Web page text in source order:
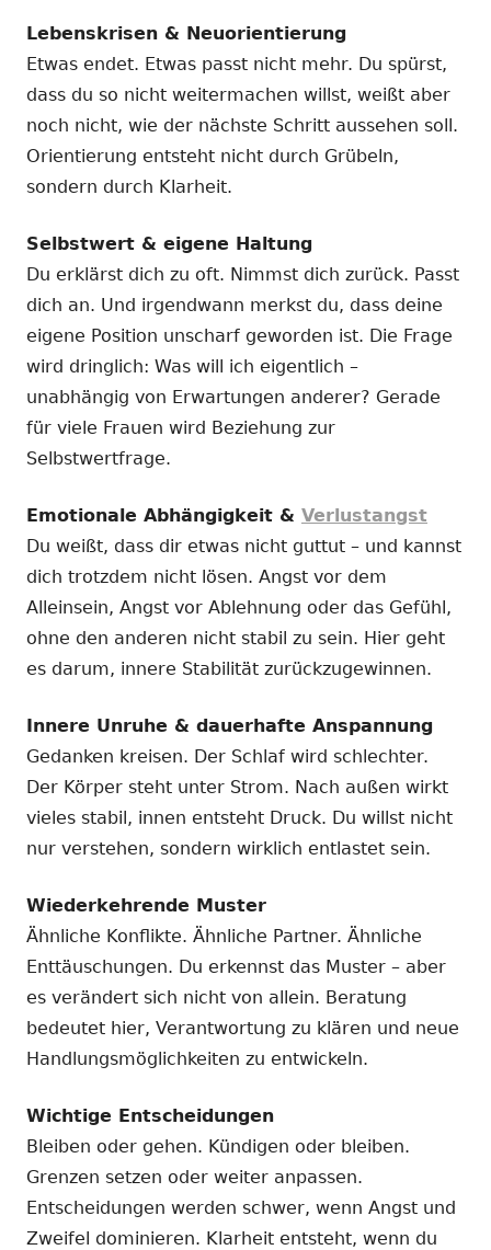
Lebenskrisen & Neuorientierung
Etwas endet. Etwas passt nicht mehr. Du spürst,
dass du so nicht weitermachen willst, weißt aber
noch nicht, wie der nächste Schritt aussehen soll.
Orientierung entsteht nicht durch Grübeln,
sondern durch Klarheit.
Selbstwert & eigene Haltung
Du erklärst dich zu oft. Nimmst dich zurück. Passt
dich an. Und irgendwann merkst du, dass deine
eigene Position unscharf geworden ist. Die Frage
wird dringlich: Was will ich eigentlich –
unabhängig von Erwartungen anderer? Gerade
für viele Frauen wird Beziehung zur
Selbstwertfrage.
Emotionale Abhängigkeit & Verlustangst
Du weißt, dass dir etwas nicht guttut – und kannst
dich trotzdem nicht lösen. Angst vor dem
Alleinsein, Angst vor Ablehnung oder das Gefühl,
ohne den anderen nicht stabil zu sein. Hier geht
es darum, innere Stabilität zurückzugewinnen.
Innere Unruhe & dauerhafte Anspannung
Gedanken kreisen. Der Schlaf wird schlechter.
Der Körper steht unter Strom. Nach außen wirkt
vieles stabil, innen entsteht Druck. Du willst nicht
nur verstehen, sondern wirklich entlastet sein.
Wiederkehrende Muster
Ähnliche Konflikte. Ähnliche Partner. Ähnliche
Enttäuschungen. Du erkennst das Muster – aber
es verändert sich nicht von allein. Beratung
bedeutet hier, Verantwortung zu klären und neue
Handlungsmöglichkeiten zu entwickeln.
Wichtige Entscheidungen
Bleiben oder gehen. Kündigen oder bleiben.
Grenzen setzen oder weiter anpassen.
Entscheidungen werden schwer, wenn Angst und
Zweifel dominieren. Klarheit entsteht, wenn du